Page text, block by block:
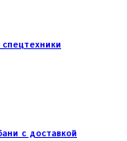
с доставкой